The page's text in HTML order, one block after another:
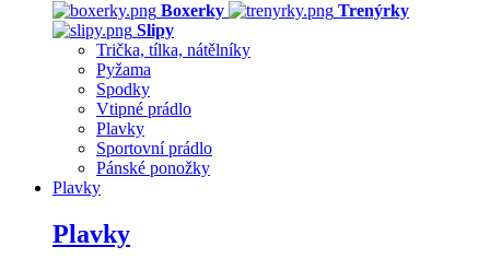
Boxerky
Trenýrky
Slipy
Trička, tílka, nátělníky
Pyžama
Spodky
Vtipné prádlo
Plavky
Sportovní prádlo
Pánské ponožky
Plavky
Plavky